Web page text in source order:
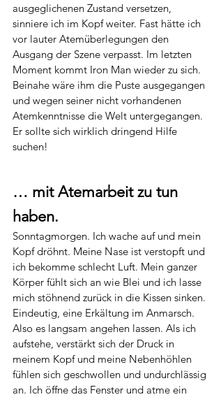
ausgeglichenen Zustand versetzen,
sinniere ich im Kopf weiter. Fast hätte ich
vor lauter Atemüberlegungen den
Ausgang der Szene verpasst. Im letzten
Moment kommt Iron Man wieder zu sich.
Beinahe wäre ihm die Puste ausgegangen
und wegen seiner nicht vorhandenen
Atemkenntnisse die Welt untergegangen.
Er sollte sich wirklich dringend Hilfe
suchen!
… mit Atemarbeit zu tun
haben.
Sonntagmorgen. Ich wache auf und mein
Kopf dröhnt. Meine Nase ist verstopft und
ich bekomme schlecht Luft. Mein ganzer
Körper fühlt sich an wie Blei und ich lasse
mich stöhnend zurück in die Kissen sinken.
Eindeutig, eine Erkältung im Anmarsch.
Also es langsam angehen lassen. Als ich
aufstehe, verstärkt sich der Druck in
meinem Kopf und meine Nebenhöhlen
fühlen sich geschwollen und undurchlässig
an. Ich öffne das Fenster und atme ein